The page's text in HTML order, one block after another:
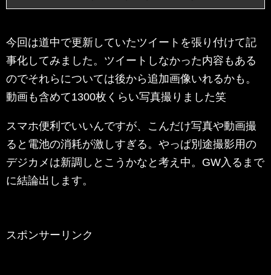
今回は道中で更新していたツイートを張り付けて記
事化してみました。ツイートしなかった内容もある
のでそれらについては後から追加画像いれるかも。
動画も含めて1300枚くらい写真撮りました笑
スマホ便利でいいんですが、こんだけ写真や動画撮
ると電池の消耗が激しすぎる。やっぱ別途撮影用の
デジカメは新調しとこうかなと考え中。GW入るまで
に結論出します。
スポンサーリンク